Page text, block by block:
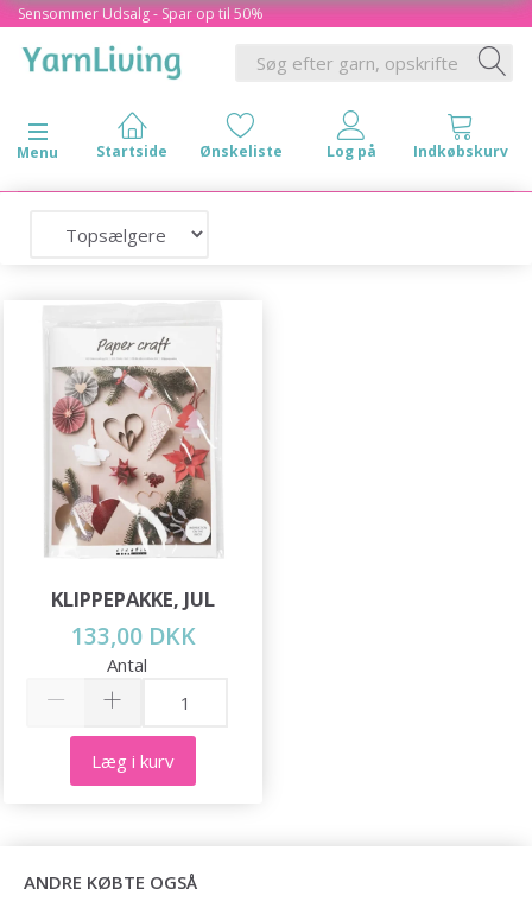
Sensommer Udsalg - Spar op til 50%
Skifte navigation
Menu
KLIPPEPAKKE, JUL
133,00 DKK
Antal
Læg i kurv
ANDRE KØBTE OGSÅ